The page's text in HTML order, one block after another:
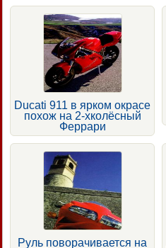
Ducati 911 в ярком окрасе
похож на 2-хколёсный
Феррари
Руль поворачивается на